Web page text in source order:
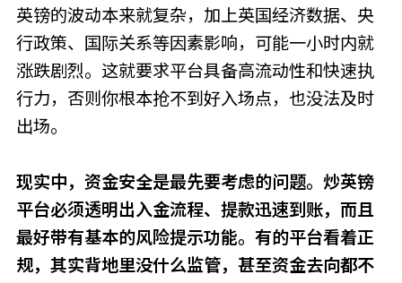
英镑的波动本来就复杂，加上英国经济数据、央
行政策、国际关系等因素影响，可能一小时内就
涨跌剧烈。这就要求平台具备高流动性和快速执
行力，否则你根本抢不到好入场点，也没法及时
出场。
现实中，资金安全是最先要考虑的问题。炒英镑
平台必须透明出入金流程、提款迅速到账，而且
最好带有基本的风险提示功能。有的平台看着正
规，其实背地里没什么监管，甚至资金去向都不